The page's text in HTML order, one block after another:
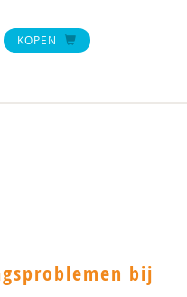
KOPEN
bij